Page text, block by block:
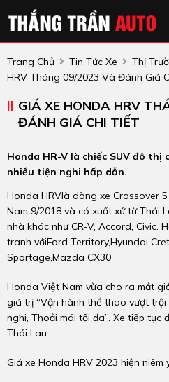
Trang Chủ Tin Tức Xe Thị
HRV Tháng 09/2023 Và Đánh Giá
GIÁ XE HONDA HRV
ĐÁNH GIÁ CHI TIẾT
Honda HR-V là chiếc SUV đô
nhiều tiện nghi hấp dẫn.
Honda HRVlà dòng xe Crossover
Nam 9/2018 và có xuất xứ từ Thái
nhà khác như CR-V, Accord, Civic.
tranh vớiFord Territory,Hyundai
Sportage,Mazda CX30
Honda Việt Nam vừa cho ra mắt
giá trị “Vận hành thể thao vượt trội
nghi, Thoải mái tối đa”. Xe tiếp tục
Thái Lan.
Giá xe Honda HRV 2023 hiện niêm